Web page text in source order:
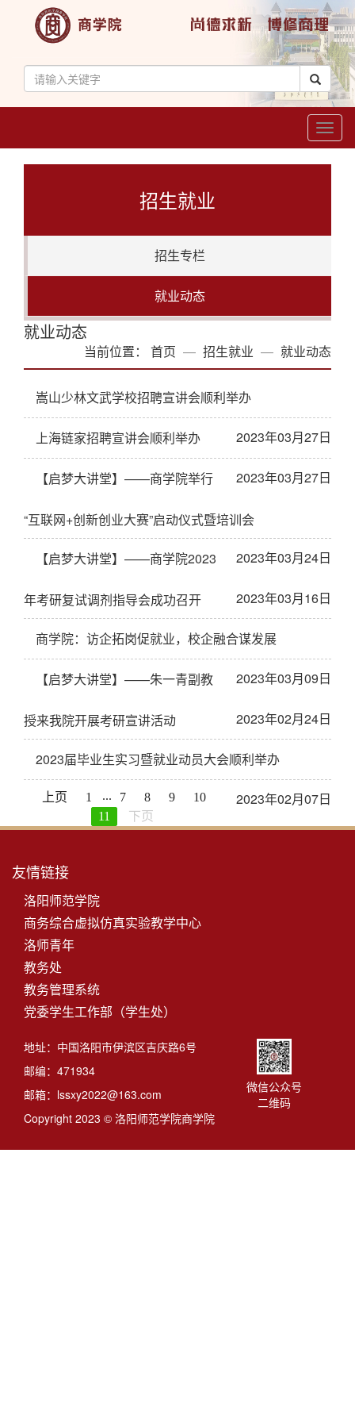
招生就业
招生专栏
就业动态
就业动态
当前位置： 首页 招生就业 就业动态
嵩山少林文武学校招聘宣讲会顺利举办
2023年03月27日
上海链家招聘宣讲会顺利举办
2023年03月27日
【启梦大讲堂】——商学院举行
“互联网+创新创业大赛”启动仪式暨培训会
2023年03月24日
【启梦大讲堂】——商学院2023
年考研复试调剂指导会成功召开 2023年03月16日
商学院：访企拓岗促就业，校企融合谋发展
2023年03月09日
【启梦大讲堂】——朱一青副教
授来我院开展考研宣讲活动 2023年02月24日
2023届毕业生实习暨就业动员大会顺利举办
2023年02月07日
上页 1 ... 7 8 9
10
11
下页
友情链接
洛阳师范学院
商务综合虚拟仿真实验教学中心
洛师青年
教务处
教务管理系统
党委学生工作部（学生处）
地址：中国洛阳市伊滨区吉庆路6号
邮编：471934
邮箱：lssxy2022@163.com
Copyright 2023 © 洛阳师范学院商学院
微信公众号
二维码